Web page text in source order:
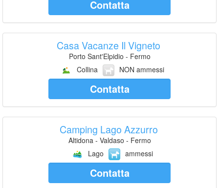
Contatta
Casa Vacanze Il Vigneto
Porto Sant'Elpidio - Fermo
Collina
NON ammessi
Contatta
Camping Lago Azzurro
Altidona - Valdaso - Fermo
Lago
ammessi
Contatta